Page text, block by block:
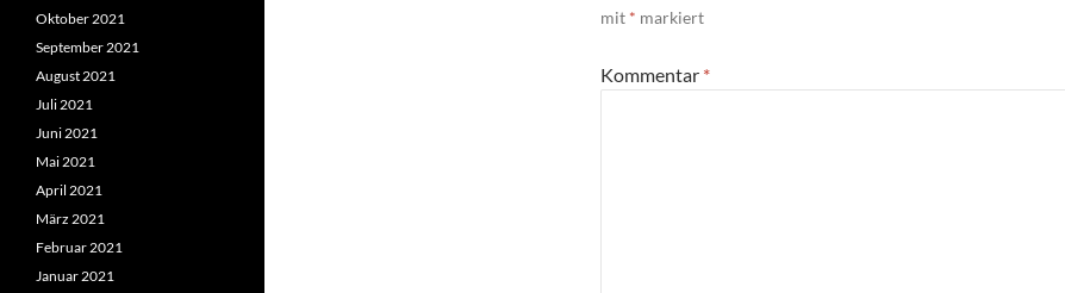
mit * markiert
Kommentar *
Oktober 2021
September 2021
August 2021
Juli 2021
Juni 2021
Mai 2021
April 2021
März 2021
Februar 2021
Januar 2021